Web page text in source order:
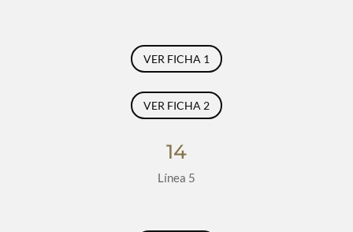
VER FICHA 1
VER FICHA 2
14
Línea 5